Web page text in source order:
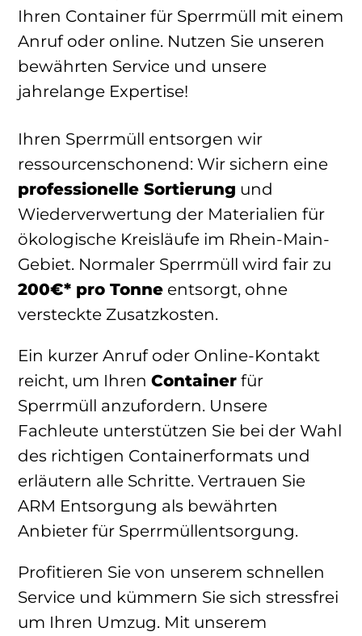
Ihren Container für Sperrmüll mit einem
Anruf oder online. Nutzen Sie unseren
bewährten Service und unsere
jahrelange Expertise!
Ihren Sperrmüll entsorgen wir
ressourcenschonend: Wir sichern eine
professionelle Sortierung und
Wiederverwertung der Materialien für
ökologische Kreisläufe im Rhein-Main-
Gebiet. Normaler Sperrmüll wird fair zu
200€* pro Tonne entsorgt, ohne
versteckte Zusatzkosten.
Ein kurzer Anruf oder Online-Kontakt
reicht, um Ihren Container für
Sperrmüll anzufordern. Unsere
Fachleute unterstützen Sie bei der Wahl
des richtigen Containerformats und
erläutern alle Schritte. Vertrauen Sie
ARM Entsorgung als bewährten
Anbieter für Sperrmüllentsorgung.
Profitieren Sie von unserem schnellen
Service und kümmern Sie sich stressfrei
um Ihren Umzug. Mit unserem